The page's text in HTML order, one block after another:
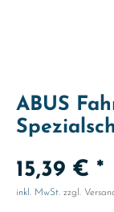
ABUS
15,39 € *
inkl. MwSt. zzgl.